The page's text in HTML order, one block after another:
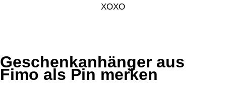
XOXO
Geschenkanhänger aus
Fimo als Pin merken